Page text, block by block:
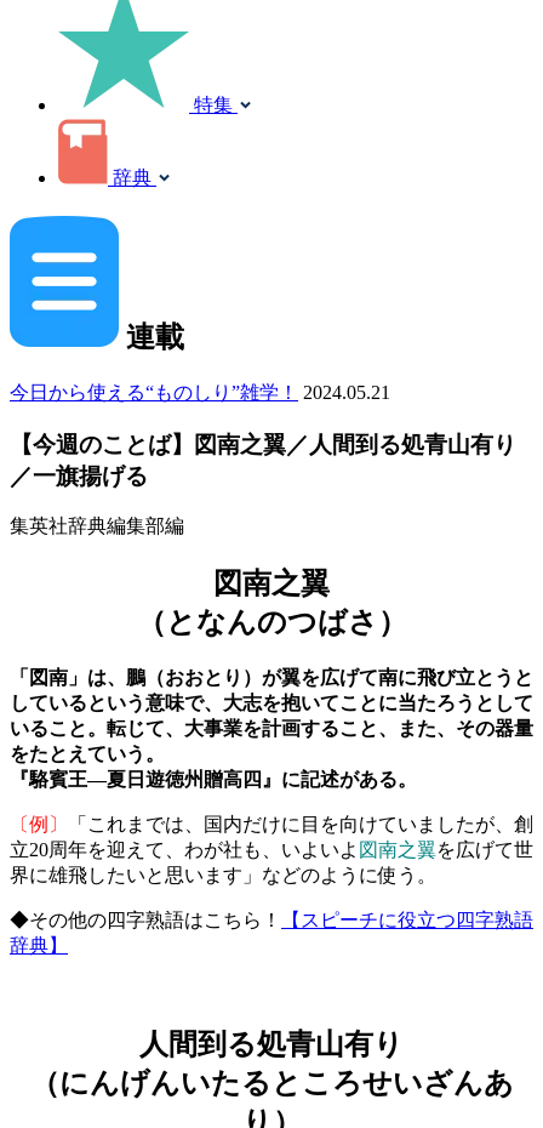
特集
辞典
連載
今日から使える“ものしり”雑学！ 2024.05.21
【今週のことば】図南之翼／人間到る処青山有り
／一旗揚げる
集英社辞典編集部編
図南之翼
（となんのつばさ）
「図南」は、鵬（おおとり）が翼を広げて南に飛び立とうと
しているという意味で、大志を抱いてことに当たろうとして
いること。転じて、大事業を計画すること、また、その器量
をたとえていう。
『駱賓王―夏日遊徳州贈高四』に記述がある。
〔例〕
「これまでは、国内だけに目を向けていましたが、創
立20周年を迎えて、わが社も、いよいよ 図南之翼を広げて世
界に雄飛したいと思います」などのように使う。
◆その他の四字熟語はこちら！
【スピーチに役立つ四字熟語
辞典】
人間到る処青山有り
（にんげんいたるところせいざんあ